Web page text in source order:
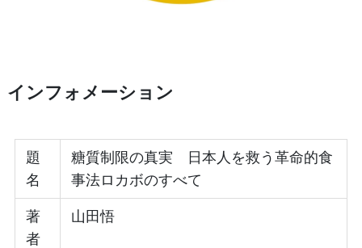
インフォメーション
題
名
糖質制限の真実 日本人を救う革命的食
事法ロカボのすべて
著
者
山田悟